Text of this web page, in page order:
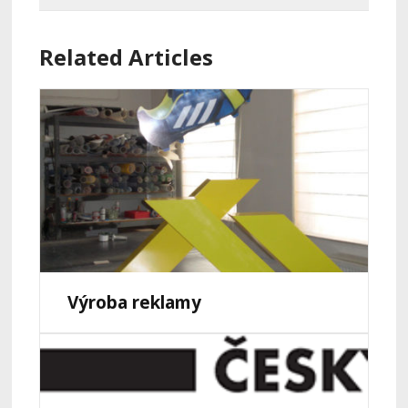
Related Articles
Výroba reklamy